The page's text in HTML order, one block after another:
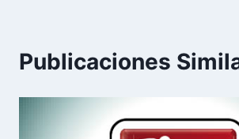
Publicaciones